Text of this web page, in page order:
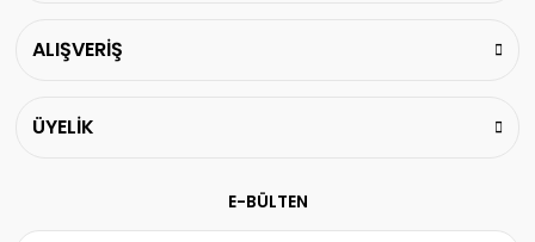
ALIŞVERİŞ
ÜYELİK
E-BÜLTEN